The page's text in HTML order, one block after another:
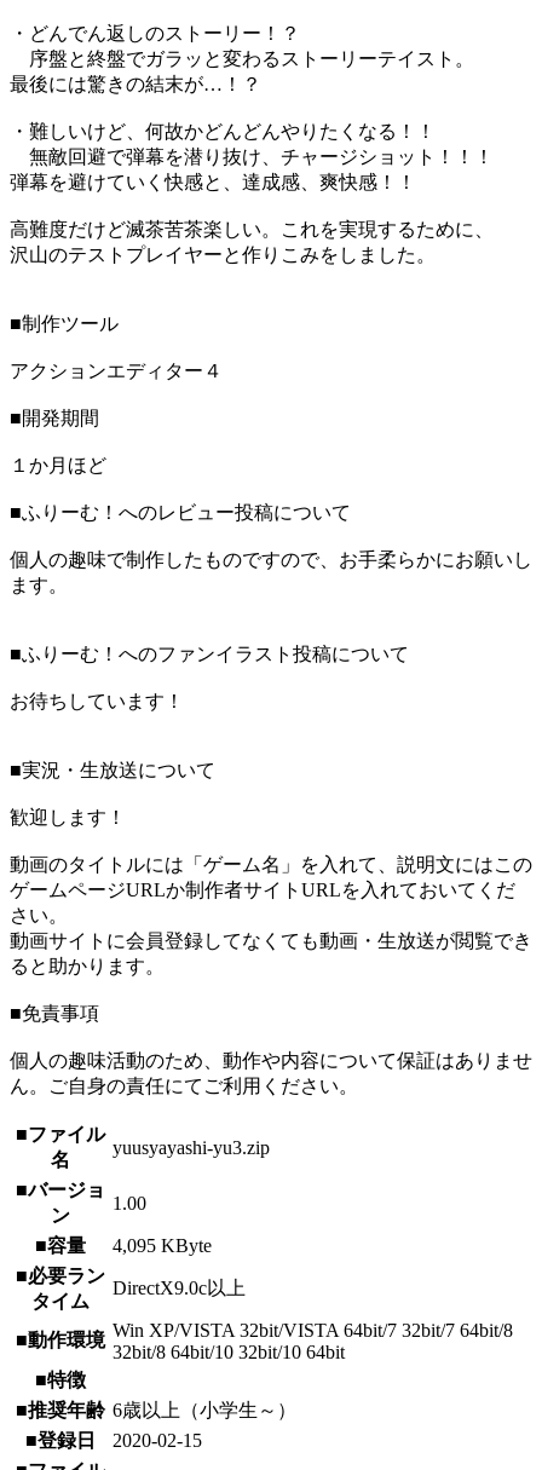
・どんでん返しのストーリー！？
序盤と終盤でガラッと変わるストーリーテイスト。
最後には驚きの結末が…！？
・難しいけど、何故かどんどんやりたくなる！！
無敵回避で弾幕を潜り抜け、チャージショット！！！
弾幕を避けていく快感と、達成感、爽快感！！
高難度だけど滅茶苦茶楽しい。これを実現するために、
沢山のテストプレイヤーと作りこみをしました。
■制作ツール
アクションエディター４
■開発期間
１か月ほど
■ふりーむ！へのレビュー投稿について
個人の趣味で制作したものですので、お手柔らかにお願いし
ます。
■ふりーむ！へのファンイラスト投稿について
お待ちしています！
■実況・生放送について
歓迎します！
動画のタイトルには「ゲーム名」を入れて、説明文にはこの
ゲームページURLか制作者サイトURLを入れておいてくだ
さい。
動画サイトに会員登録してなくても動画・生放送が閲覧でき
ると助かります。
■免責事項
個人の趣味活動のため、動作や内容について保証はありませ
ん。ご自身の責任にてご利用ください。
■ファイル
名
yuusyayashi-yu3.zip
■バージョ
ン
1.00
■容量
4,095 KByte
■必要ラン
タイム
DirectX9.0c以上
■動作環境 Win XP/VISTA 32bit/VISTA 64bit/7 32bit/7 64bit/8
32bit/8 64bit/10 32bit/10 64bit
■特徴
■推奨年齢 6歳以上（小学生～）
■登録日
2020-02-15